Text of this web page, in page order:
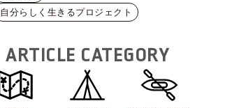
自分らしく生きるプロジェクト
ARTICLE CATEGORY